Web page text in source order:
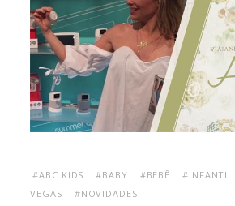
#ABC KIDS #BABY #BEBÊ #INFANTIL
VEGAS
#NOVIDADES